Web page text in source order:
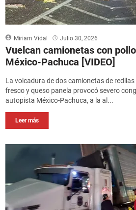
Miriam Vidal Julio 30, 2026
Vuelcan camionetas con
México-Pachuca [VIDEO]
La volcadura de dos camionetas de
fresco y queso panela provocó severo
autopista México-Pachuca, a la al...
Leer más